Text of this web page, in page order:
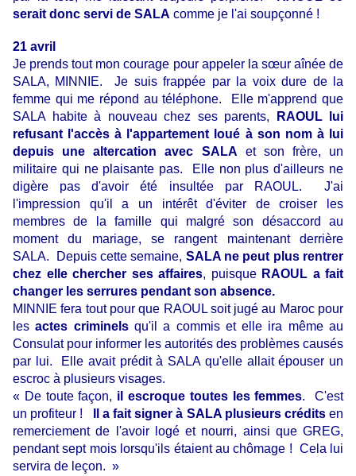
serait donc servi de SALA comme je l'ai soupçonné !
21 avril
Je prends tout mon courage pour appeler la sœur aînée de
SALA, MINNIE. Je suis frappée par la voix dure de la
femme qui me répond au téléphone. Elle m'apprend que
SALA habite à nouveau chez ses parents,
RAOUL lui
refusant l'accès à l'appartement loué à son nom à lui
depuis une altercation avec SALA et son frère, un
militaire qui ne plaisante pas. Elle non plus d'ailleurs ne
digère pas d'avoir été insultée par RAOUL. J'ai
l'impression qu'il a un intérêt d'éviter de croiser les
membres de la famille qui malgré son désaccord au
moment du mariage, se rangent maintenant derrière
SALA. Depuis cette semaine, SALA ne peut plus rentrer
chez elle chercher ses affaires, puisque RAOUL a fait
changer les serrures pendant son absence.
MINNIE fera tout pour que RAOUL soit jugé au Maroc pour
lesactes criminelsqu'il a commis et elle ira même au
Consulat pour informer les autorités des problèmes causés
par lui. Elle avait prédit à SALA qu'elle allait épouser un
escroc à plusieurs visages.
« De toute façon, il escroque toutes les femmes. C'est
un profiteur !
Il a fait signer à SALA plusieurs créditsen
remerciement de l'avoir logé et nourri, ainsi que GREG,
pendant sept mois lorsqu'ils étaient au chômage ! Cela lui
servira de leçon. »